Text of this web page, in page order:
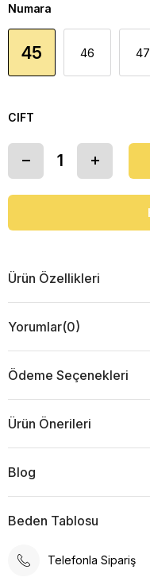
Numara
45 46 47
CIFT
Ürün Özellikleri
Yorumlar(0)
Ödeme Seçenekleri
Ürün Önerileri
Blog
Beden Tablosu
Telefonla Sipariş